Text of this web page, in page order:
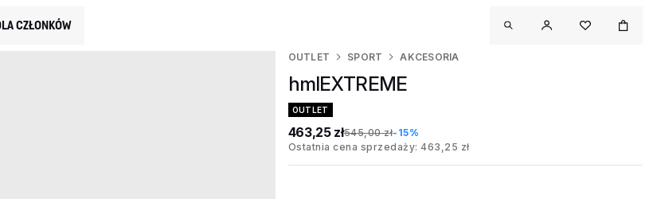
CZŁONKÓW
OUTLET SPORT AKCESORIA
hmlEXTREME
OUTLET
463,25 zł545,00 zł-15%
Ostatnia cena sprzedaży: 463,25 zł